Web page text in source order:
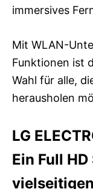
immersives
Mit WLAN-
Funktionen ist
Wahl für alle,
herausholen
LG
Ein Full